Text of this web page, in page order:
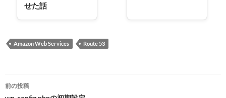
せた話
Amazon Web Services Route 53
投
前の投稿